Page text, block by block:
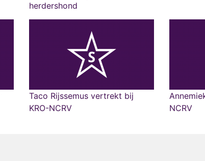
herdershond
Taco Rijssemus vertrekt bij
KRO-NCRV
NCRV